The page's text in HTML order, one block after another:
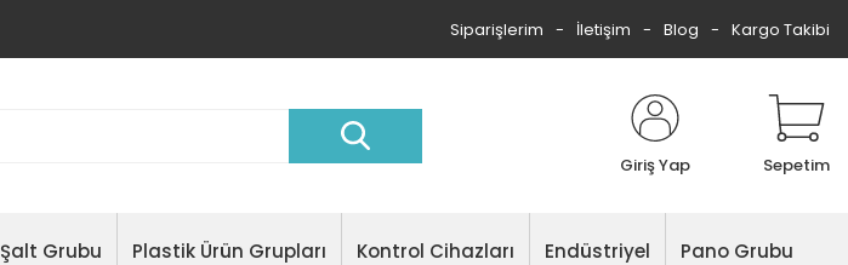
Siparişlerim İletişim Blog Kargo Takibi
Giriş Yap Sepetim
Şalt Grubu Plastik Ürün Grupları Kontrol Cihazları Endüstriyel Pano Grubu